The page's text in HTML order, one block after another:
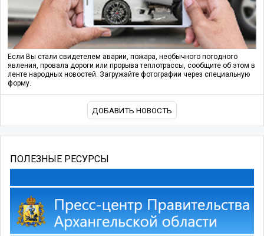
Если Вы стали свидетелем аварии, пожара, необычного погодного
явления, провала дороги или прорыва теплотрассы, сообщите об этом в
ленте народных новостей. Загружайте фотографии через специальную
форму.
ДОБАВИТЬ НОВОСТЬ
ПОЛЕЗНЫЕ РЕСУРСЫ